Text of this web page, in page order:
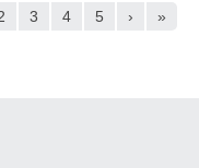
3 4 5 › »